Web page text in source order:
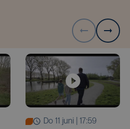
do 11 juni | 17:59